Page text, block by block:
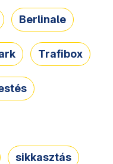
Berlinale
Trafibox
sikkasztás